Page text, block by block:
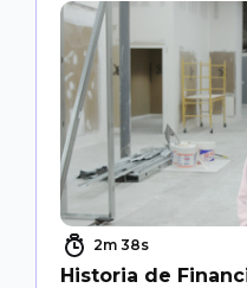
2m 38s
Historia de